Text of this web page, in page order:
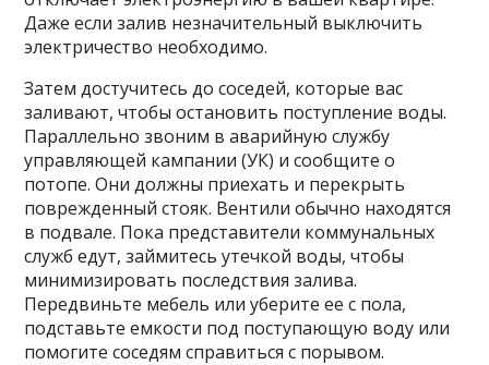
Даже если залив незначительный выключить
электричество необходимо.
Затем достучитесь до соседей, которые вас
заливают, чтобы остановить поступление воды.
Параллельно звоним в аварийную службу
управляющей кампании (УК) и сообщите о
потопе. Они должны приехать и перекрыть
поврежденный стояк. Вентили обычно находятся
в подвале. Пока представители коммунальных
служб едут, займитесь утечкой воды, чтобы
минимизировать последствия залива.
Передвиньте мебель или уберите ее с пола,
подставьте емкости под поступающую воду или
помогите соседям справиться с порывом.